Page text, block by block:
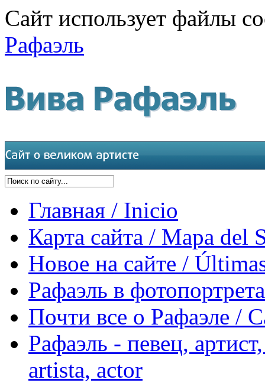
Сайт использует файлы
Рафаэль
Главная / Inicio
Карта сайта / Mapa del
Новое на сайте /
Рафаэль в
Почти все о Рафаэле /
Рафаэль - певец,
artista, actor